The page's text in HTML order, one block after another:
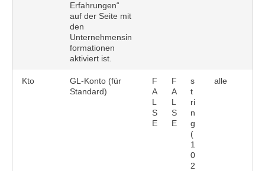
Erfahrungen“
auf der Seite mit
den
Unternehmensin
formationen
aktiviert ist.
Kto
GL-Konto (für
Standard)
F
A
L
S
E
F
A
L
S
E
s
t
ri
n
g
(
1
0
2
alle